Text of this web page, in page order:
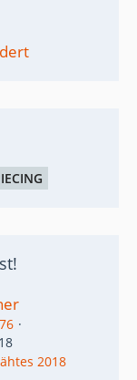
2018